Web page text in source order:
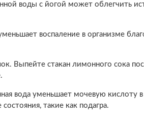
воды с йогой может облегчить
воспаление в организме
Выпейте стакан лимонного сока
вода уменьшает мочевую кислоту в
такие как подагра.